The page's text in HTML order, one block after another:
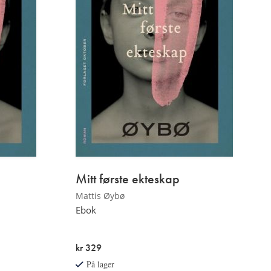
Mitt første ekteskap
Mattis Øybø
Ebok
kr 329
På lager